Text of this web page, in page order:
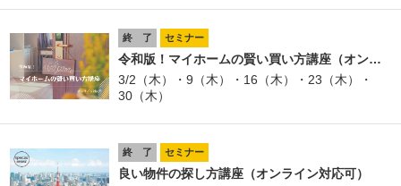
終 了 セミナー
令和版！マイホームの賢い買い方講座（オン…
3/2（木）・9（木）・16（木）・23（木）・
30（木）
終 了 セミナー
良い物件の探し方講座（オンライン対応可）